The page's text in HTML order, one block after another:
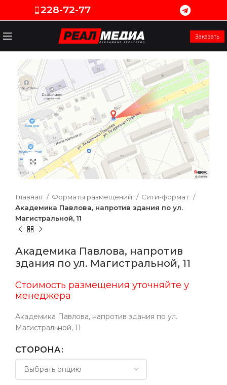
228-72-77
Заказать
Увеличить
Главная Форматы размещений
Сити-формат
Академика Павлова, напротив здания по ул.
Магистральной, 11
Академика Павлова, напротив
здания по ул. Магистральной, 11
Стоимость размещения уточняйте у
менеджера
Академика Павлова, напротив здания по ул.
Магистральной, 11
СТОРОНА